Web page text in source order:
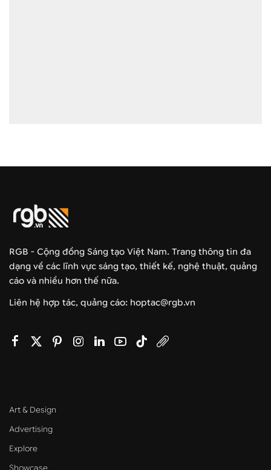
RGB - Cộng đồng Sáng tạo Việt Nam. Trang thông tin đa
dạng về các lĩnh vực sáng tạo, thiết kế, nghệ thuật, quảng
cáo và nhiều hơn thế nữa.
Liên hệ hợp tác, quảng cáo: hoptac@rgb.vn
Art & Design
Advertising
Explore
Showcase